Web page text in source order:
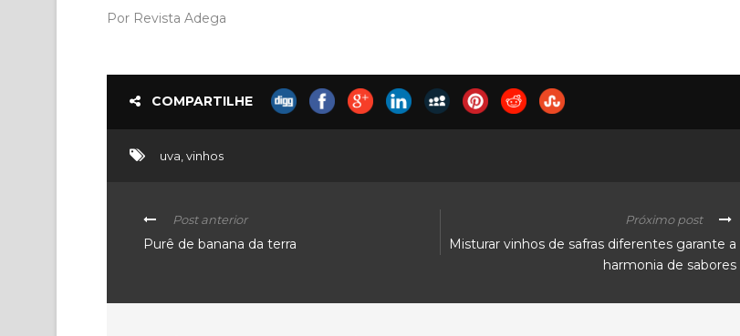
Por Revista Adega
COMPARTILHE
uva vinhos
Post anterior
Purê de banana da terra
Próximo post
Misturar vinhos de safras diferentes garante a
harmonia de sabores